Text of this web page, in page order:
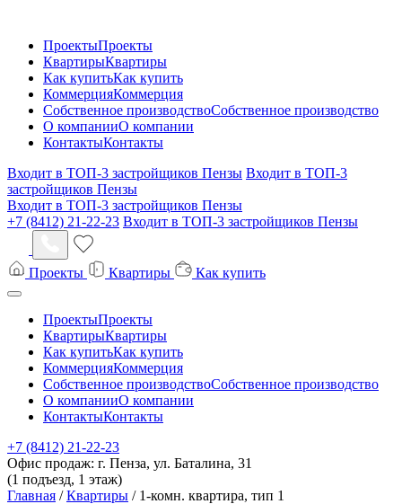
ПроектыПроекты
КвартирыКвартиры
Как купитьКак купить
КоммерцияКоммерция
Собственное производствоСобственное производство
О компанииО компании
КонтактыКонтакты
Входит в ТОП-3 застройщиков Пензы Входит в ТОП-3
застройщиков Пензы
Входит в ТОП-3 застройщиков Пензы
+7 (8412) 21-22-23 Входит в ТОП-3 застройщиков Пензы
Проекты Квартиры Как купить
ПроектыПроекты
КвартирыКвартиры
Как купитьКак купить
КоммерцияКоммерция
Собственное производствоСобственное производство
О компанииО компании
КонтактыКонтакты
+7 (8412) 21-22-23
Офис продаж: г. Пенза, ул. Баталина, 31
(1 подъезд, 1 этаж)
Главная /Квартиры / 1-комн. квартира, тип 1